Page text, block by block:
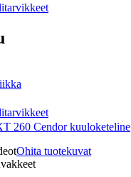
260 Cendor kuuloketeline
Ohita tuotekuvat